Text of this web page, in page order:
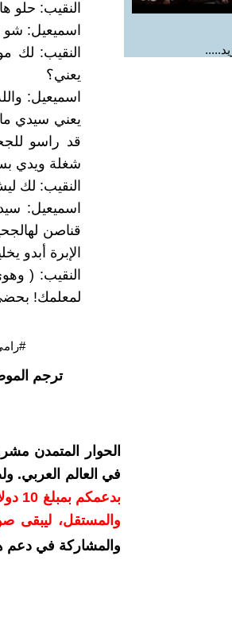
النقيب: حلو
اسميعيل:
النقيب: لك
يعني؟
اسميعيل:
يعني سيدي
قد راسو
شغلة ويدي
النقيب: لك
اسميعيل:
قناصن
الإبرة أبدو
النقيب: (
لمعلمك!
ترجم
الحوار المتمدن
في العالم العربي.
والمستقل، ليبقى
والمشاركة في دعم